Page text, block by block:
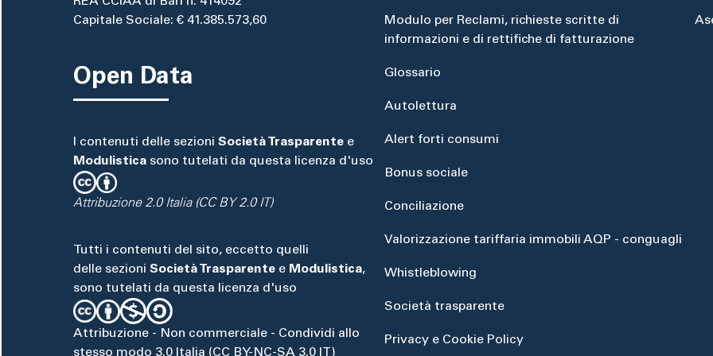
Capitale Sociale: € 41.385.573,60
Open Data
I contenuti delle sezioni Società Trasparente e
Modulistica sono tutelati da questa licenza d'uso
Attribuzione 2.0 Italia (CC BY 2.0 IT)
Tutti i contenuti del sito, eccetto quelli
delle sezioni Società Trasparente e Modulistica,
sono tutelati da questa licenza d'uso
Attribuzione - Non commerciale - Condividi allo
stesso modo 3.0 Italia (CC BY-NC-SA 3.0 IT)
Modulo per Reclami, richieste scritte di
informazioni e di rettifiche di fatturazione
Glossario
Autolettura
Alert forti consumi
Bonus sociale
Conciliazione
Valorizzazione tariffaria immobili AQP - conguagli
Whistleblowing
Società trasparente
Privacy e Cookie Policy